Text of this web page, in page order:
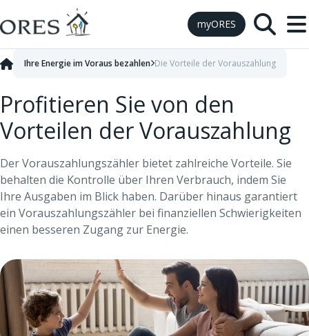
Skip to Content
myORES
Profitieren Sie von den
Vorteilen der Vorauszahlung
Der Vorauszahlungszähler bietet zahlreiche Vorteile. Sie
behalten die Kontrolle über Ihren Verbrauch, indem Sie
Ihre Ausgaben im Blick haben. Darüber hinaus garantiert
ein Vorauszahlungszähler bei finanziellen Schwierigkeiten
einen besseren Zugang zur Energie.
Ihre Energie im Voraus bezahlen Die Vorteile der Vorauszahlung